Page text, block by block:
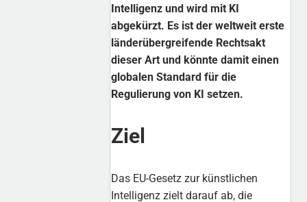
Intelligenz und wird mit KI
abgekürzt. Es ist der weltweit erste
länderübergreifende Rechtsakt
dieser Art und könnte damit einen
globalen Standard für die
Regulierung von KI setzen.
Ziel
Das EU-Gesetz zur künstlichen
Intelligenz zielt darauf ab, die